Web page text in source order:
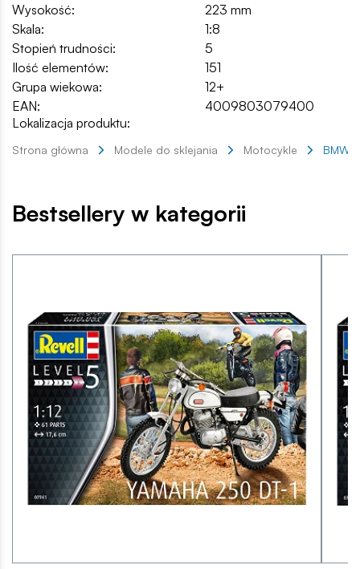
Wysokość:
223 mm
Skala:
1:8
Stopień trudności:
5
Ilość elementów:
151
Grupa wiekowa:
12+
EAN:
4009803079400
Lokalizacja produktu:
Strona główna Modele do sklejania Motocykle BMW
Bestsellery w kategorii